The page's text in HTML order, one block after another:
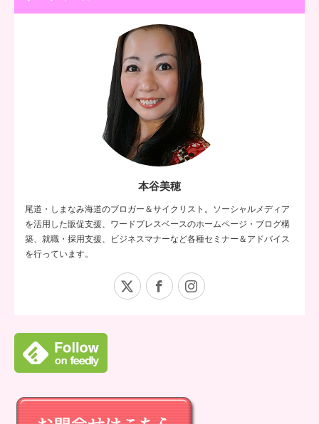
本谷美穂
尾道・しまなみ海道のブロガー＆サイクリスト。ソーシャルメディア
を活用した販促支援、ワードプレスベースのホームページ・ブログ構
築、就職・採用支援、ビジネスマナーなど各種セミナー＆アドバイス
を行っています。
Facebook